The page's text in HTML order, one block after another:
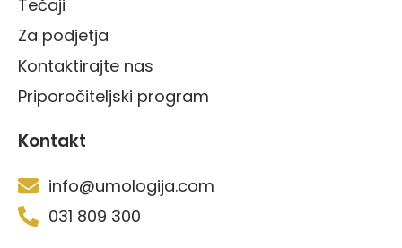
Tečaji
Za podjetja
Kontaktirajte nas
Priporočiteljski program
Kontakt
info@umologija.com
031 809 300